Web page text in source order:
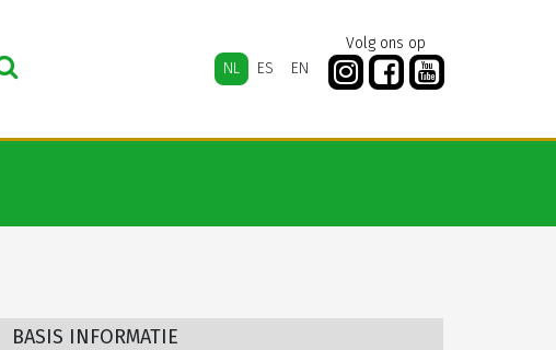
NL ES EN
Volg ons op
BASIS INFORMATIE